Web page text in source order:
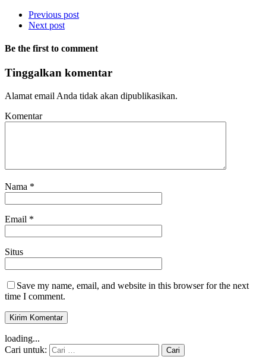
Previous post
Next post
Be the first to comment
Tinggalkan komentar
Alamat email Anda tidak akan dipublikasikan.
Komentar
Nama *
Email *
Situs
Save my name, email, and website in this browser for the next
time I comment.
loading...
Cari untuk: